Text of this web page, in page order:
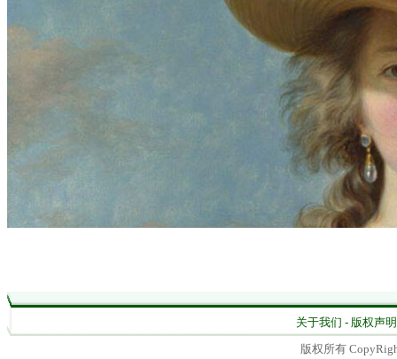
关于我们 - 版权声
版权所有